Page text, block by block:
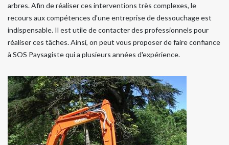
arbres. Afin de réaliser ces interventions très complexes, le
recours aux compétences d'une entreprise de dessouchage est
indispensable. Il est utile de contacter des professionnels pour
réaliser ces tâches. Ainsi, on peut vous proposer de faire confiance
à SOS Paysagiste qui a plusieurs années d'expérience.